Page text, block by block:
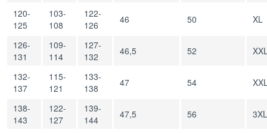
120-
125
103-
108
122-
126
46 50 XL
126-
131
109-
114
127-
132
46,5 52
132-
137
115-
121
133-
138
47 54
138-
143
122-
127
139-
144
47,5 56 3XL